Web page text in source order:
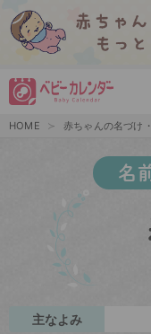
HOME 赤ちゃんの名づけ
名
主なよみ